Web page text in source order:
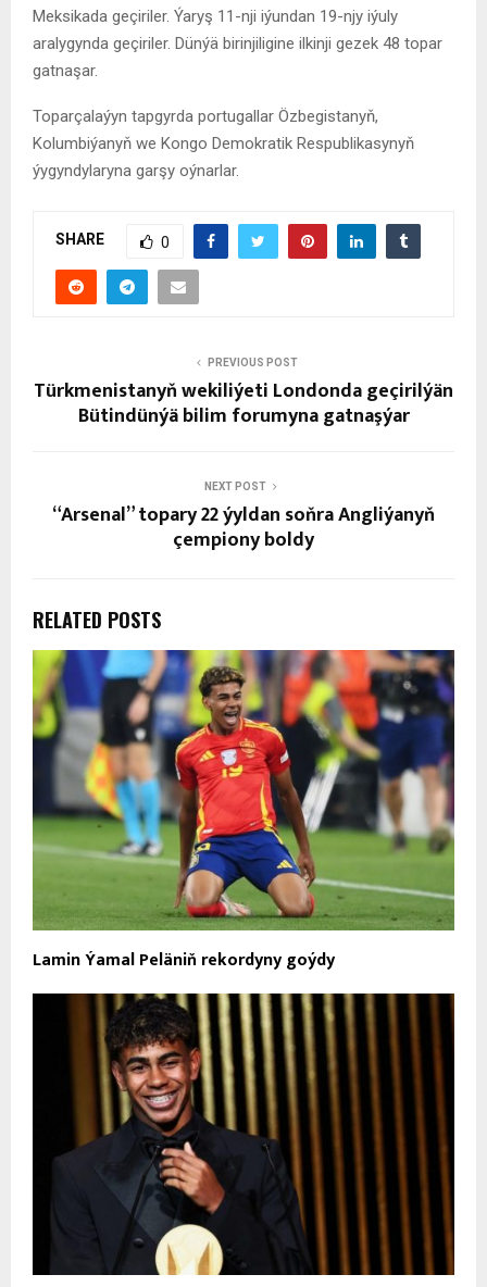
Meksikada geçiriler. Ýaryş 11-nji iýundan 19-njy iýuly
aralygynda geçiriler. Dünýä birinjiligine ilkinji gezek 48 topar
gatnaşar.
Toparçalaýyn tapgyrda portugallar Özbegistanyň,
Kolumbiýanyň we Kongo Demokratik Respublikasynyň
ýygyndylaryna garşy oýnarlar.
SHARE 0
PREVIOUS POST
Türkmenistanyň wekiliýeti Londonda geçirilýän
Bütindünýä bilim forumyna gatnaşýar
NEXT POST
“Arsenal” topary 22 ýyldan soňra Angliýanyň
çempiony boldy
RELATED POSTS
Lamin Ýamal Peläniň rekordyny goýdy